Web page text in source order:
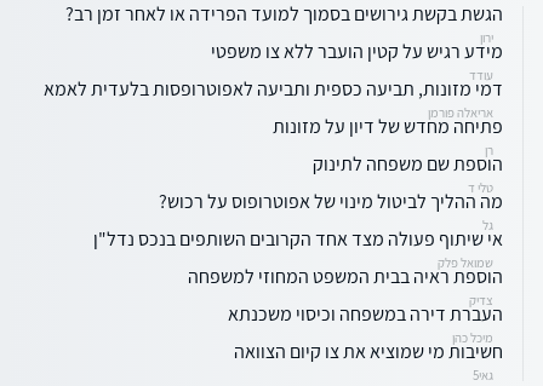
הגשת בקשת גירושים בסמוך למועד הפרידה או לאחר זמן רב?
ירון
מידע רגיש על קטין הועבר ללא צו משפטי
עודד
דמי מזונות, תביעה כספית ותביעה לאפוטרופסות בלעדית לאמא
אריאלה פורמן
פתיחה מחדש של דיון על מזונות
רן
הוספת שם משפחה לתינוק
טלי ד
מה ההליך לביטול מינוי של אפוטרופוס על רכוש?
גל
אי שיתוף פעולה מצד אחד הקרובים השותפים בנכס נדל"ן
שמואל פלק
הוספת ראיה בבית המשפט המחוזי למשפחה
צדיק
העברת דירה במשפחה וכיסוי משכנתא
מיכל כהן
חשיבות מי שמוציא את צו קיום הצוואה
גאי5